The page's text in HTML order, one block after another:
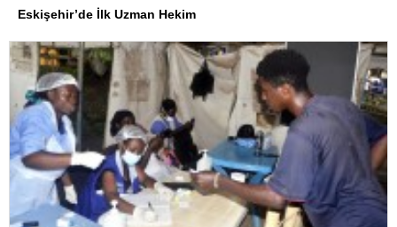
Eskişehir’de İlk Uzman Hekim